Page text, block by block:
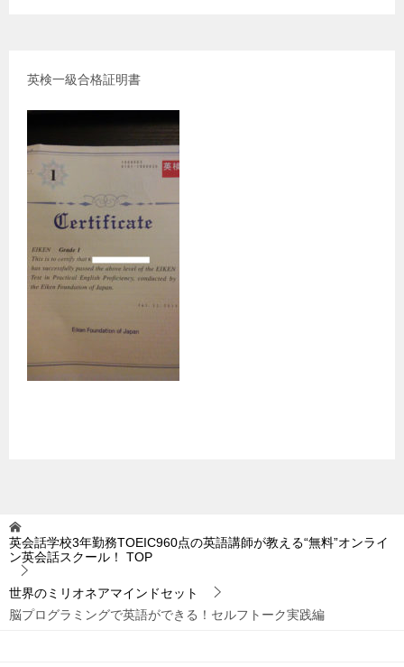
英検一級合格証明書
英会話学校3年勤務TOEIC960点の英語講師が教える“無料”オンライ
ン英会話スクール！
TOP
世界のミリオネアマインドセット
脳プログラミングで英語ができる！セルフトーク実践編